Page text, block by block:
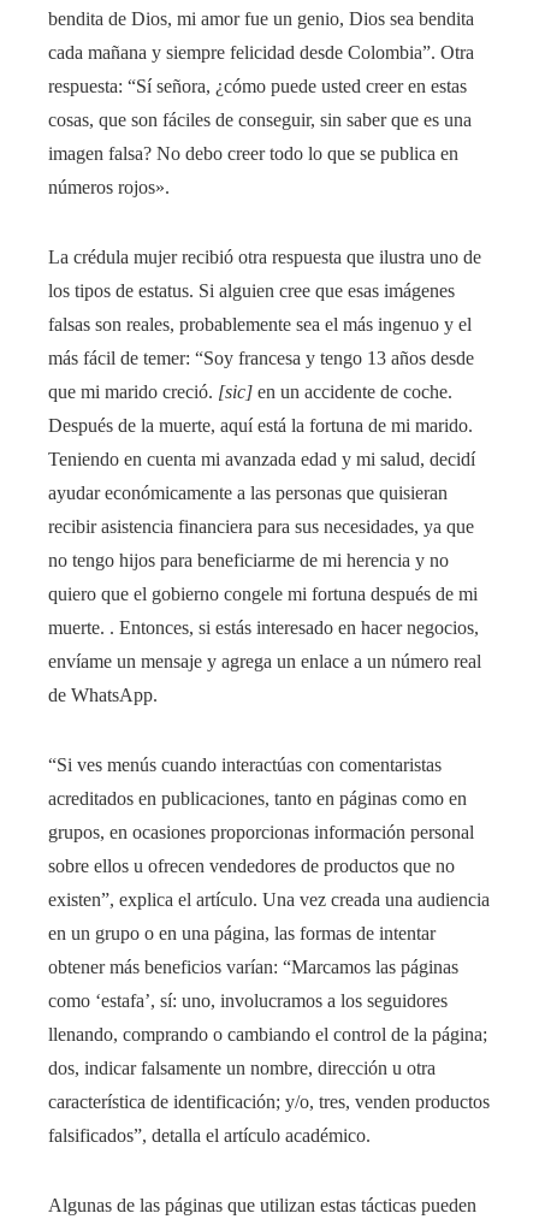
bendita de Dios, mi amor fue un genio, Dios sea bendita
cada mañana y siempre felicidad desde Colombia”. Otra
respuesta: “Sí señora, ¿cómo puede usted creer en estas
cosas, que son fáciles de conseguir, sin saber que es una
imagen falsa? No debo creer todo lo que se publica en
números rojos».
La crédula mujer recibió otra respuesta que ilustra uno de
los tipos de estatus. Si alguien cree que esas imágenes
falsas son reales, probablemente sea el más ingenuo y el
más fácil de temer: “Soy francesa y tengo 13 años desde
que mi marido creció. [sic] en un accidente de coche.
Después de la muerte, aquí está la fortuna de mi marido.
Teniendo en cuenta mi avanzada edad y mi salud, decidí
ayudar económicamente a las personas que quisieran
recibir asistencia financiera para sus necesidades, ya que
no tengo hijos para beneficiarme de mi herencia y no
quiero que el gobierno congele mi fortuna después de mi
muerte. . Entonces, si estás interesado en hacer negocios,
envíame un mensaje y agrega un enlace a un número real
de WhatsApp.
“Si ves menús cuando interactúas con comentaristas
acreditados en publicaciones, tanto en páginas como en
grupos, en ocasiones proporcionas información personal
sobre ellos u ofrecen vendedores de productos que no
existen”, explica el artículo. Una vez creada una audiencia
en un grupo o en una página, las formas de intentar
obtener más beneficios varían: “Marcamos las páginas
como ‘estafa’, sí: uno, involucramos a los seguidores
llenando, comprando o cambiando el control de la página;
dos, indicar falsamente un nombre, dirección u otra
característica de identificación; y/o, tres, venden productos
falsificados”, detalla el artículo académico.
Algunas de las páginas que utilizan estas tácticas pueden